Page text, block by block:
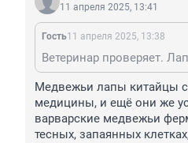
11 апреля 2025, 13:41
Гость11 апреля 2025, 13:38
Медвежьи лапы китайцы
медицины, и ещё они же
варварские медвежьи
тесных, запаянных